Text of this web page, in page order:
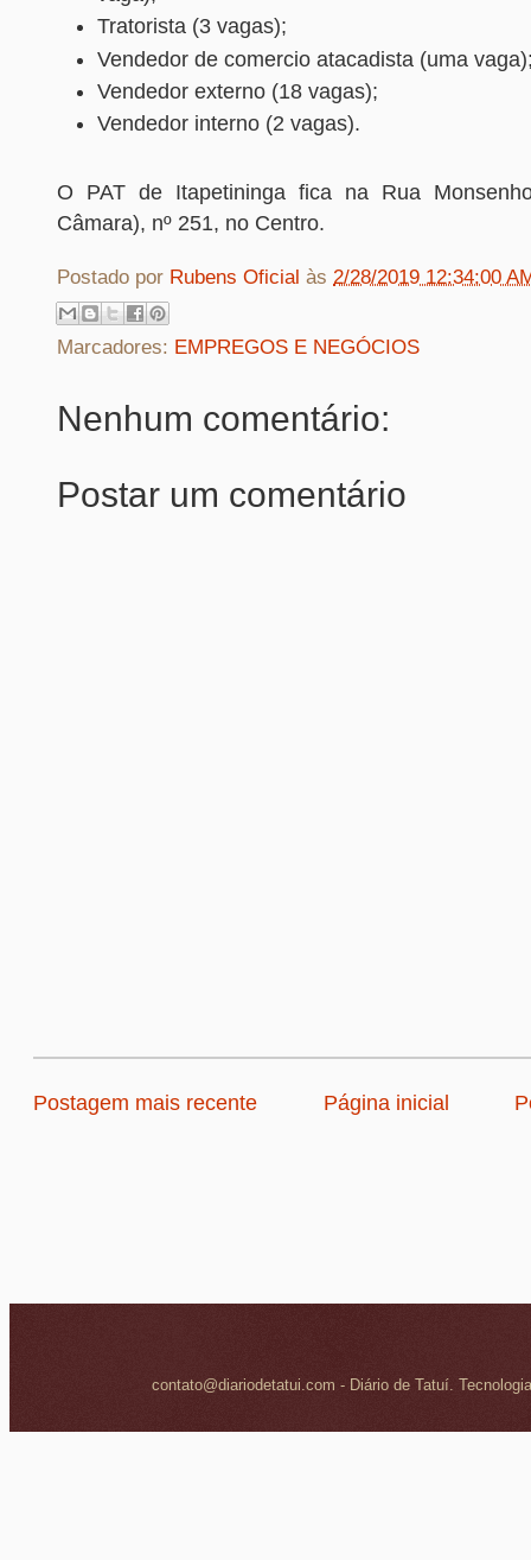
Tratorista (3 vagas);
Vendedor de comercio atacadista (uma
Vendedor externo (18 vagas);
Vendedor interno (2 vagas).
O PAT de Itapetininga fica na Rua
Câmara), nº 251, no Centro.
Postado por Rubens Oficial às 2/28/2019 12:34:00
Marcadores: EMPREGOS E NEGÓCIOS
Nenhum comentário:
Postar um comentário
Postagem mais recente Página inicial
contato@diariodetatui.com - Diário de Tatuí.